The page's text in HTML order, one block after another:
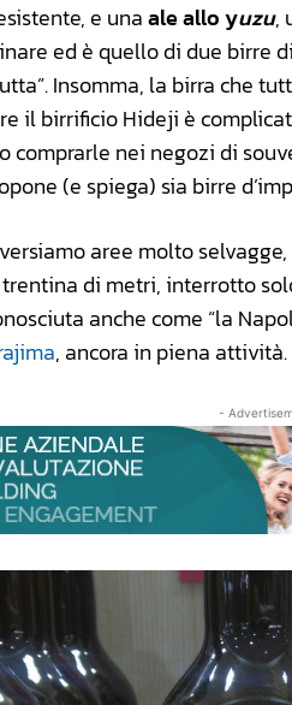
e unaale allo yuzu,
ed è quello di due birre
Insomma, la birra che
il birrificio Hideji è
comprarle nei negozi di
(e spiega) sia birre
aree molto
di metri, interrotto
anche come “la
, ancora in piena attività.
-